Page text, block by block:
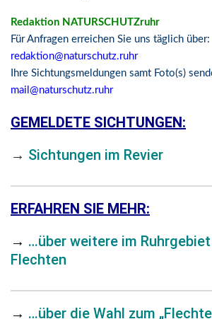
Redaktion NATURSCHUTZruhr
Für Anfragen erreichen Sie uns täglich über:
redaktion@naturschutz.ruhr
Ihre Sichtungsmeldungen samt Foto(s)
mail@naturschutz.ruhr
GEMELDETE SICHTUNGEN:
→ Sichtungen im Revier
ERFAHREN SIE MEHR:
→ …über weitere im
Flechten
→ …über die Wahl zum